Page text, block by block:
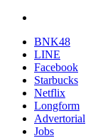
BNK48
LINE
Facebook
Starbucks
Netflix
Longform
Advertorial
Jobs